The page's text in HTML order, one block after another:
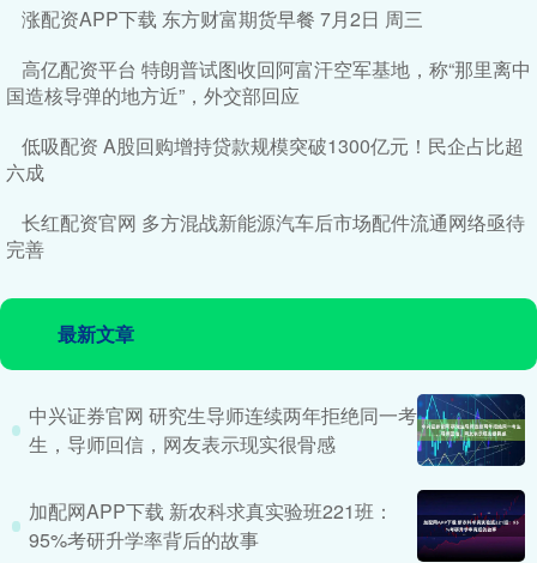
涨配资APP下载 东方财富期货早餐 7月2日 周三
高亿配资平台 特朗普试图收回阿富汗空军基地，称“那里离中
国造核导弹的地方近”，外交部回应
低吸配资 A股回购增持贷款规模突破1300亿元！民企占比超
六成
长红配资官网 多方混战新能源汽车后市场配件流通网络亟待
完善
最新文章
中兴证券官网 研究生导师连续两年拒绝同一考
生，导师回信，网友表示现实很骨感
加配网APP下载 新农科求真实验班221班：
95%考研升学率背后的故事